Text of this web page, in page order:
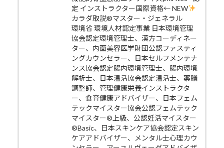
定 インストラクター国際資格← NEW
カラダ取説®マスター・ジェネラル
環境省 環境人材認定事業 日本環境管理
協会認定環境管理士、漢方コーディネー
ター、内面美容医学財団公認ファスティ
ングカウンセラー、日本セルフメンテナ
ンス協会認定腸内環境管理士、腸内環境
解析士、日本温活協会認定温活士、薬膳
調整師、管理健康栄養インストラクタ
ー、食育健康アドバイザー、日本フェム
テックマイスター協会公認フェムテック
マイスター®上級、公認妊活マイスター
®Basic、日本スキンケア協会認定スキン
ケアアドバイザー、メンタル士心理カウ